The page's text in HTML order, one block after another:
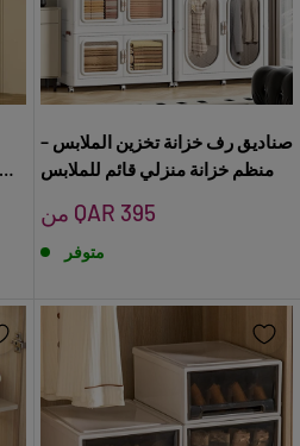
صناديق رف خزانة تخزين الملابس –
منظم خزانة منزلي قائم للملابس
سعر
البيع
من QAR 395
متوفر